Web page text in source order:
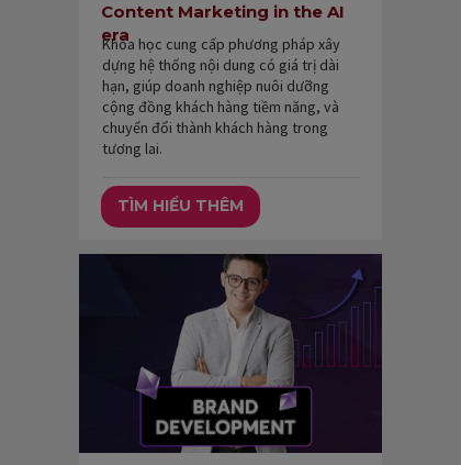
Khóa học cung cấp phương pháp xây
dựng hệ thống nội dung có giá trị dài
hạn, giúp doanh nghiệp nuôi dưỡng
cộng đồng khách hàng tiềm năng, và
chuyển đổi thành khách hàng trong
tương lai.
Content Marketing in the AI
era
TÌM HIỂU THÊM